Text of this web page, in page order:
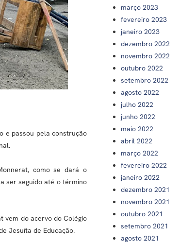
e passou pela construção
como se dará o
ser seguido até o término
vem do acervo do Colégio
Jesuíta de Educação.
março 2023
fevereiro 2023
janeiro 2023
dezembro 2022
novembro 2022
outubro 2022
setembro 2022
agosto 2022
julho 2022
junho 2022
maio 2022
abril 2022
março 2022
fevereiro 2022
janeiro 2022
dezembro 2021
novembro 2021
outubro 2021
setembro 2021
agosto 2021